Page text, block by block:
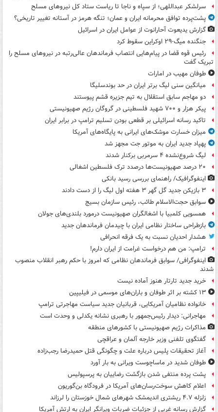
سرلشکر عبداللهی؛ از سپاه و ناجا تا ریاست ستاد کل نیروهای مسلح
پشت‌پرده توافق محرمانه ایران و عمان؛ تنگه هرمز در آستانه تغییر تاریخی؟
گزارش یدیعوت آحارانوت از عوامل ایران در اسرائیل
جنگنده میگ-۲۹ اوکراین سقوط کرد
رئیس قوه قضا در پیام‌هایی انتصاب‌ فرماندهان عالی‌رتبه در نیروهای مسلح را
تبریک گفت
طوفان مهیب در امارات
میانگین سنی لیگ برتر ایران در حد بوندسلیگا
دو مهاجم سابق استقلال به تیم جزیره قشم پیوستند
پیکر هزار و ۷۰۰ شهید فلسطینی در گروگان رژیم صهیونیستی
تاکید رسانه اسرائیلی بر قطعی بودن تسلیم ترامپ در برابر ایران
میزان خسارت موشک‌های ایرانی به پایگاه‌های آمریکا
پهپاد جدید ایران به موتور جت مجهز شد
لیگ شروع‌نشده ۴ سرمربی برکنار شدند
۲۰ درصد صهیونیست‌ها درصدد ترک فلسطین اشغالی
اینفوگرافیک/ راهنمای بررسی رسید بانکی
۳ بازیکن جدید گل گهر ۳ هفته اول لیگ را از دست دادند
سوابق حجت‌الاسلام طائب، رئیس سازمان بسیج
همسویی کلمبیا با اشغالگران صهیونیست درمورد بلندی‌های جولان
بازطراحی ساختار نظامی ایران با چیدمان فرماندهان جدید
هشدار احدیان نسبت به یک فرقه انحرافی
ترامپ: من هم درخواست غرامت از ایران دارم!
اینفوگرافی/ سوابق فرماندهان نظامی که امروز با حکم رهبر انقلاب منصوب
شدند
خرید جدید تارتار هنوز آماده نیست
۱۳ کشته بر اثر طوفان و باران‌های موسمی در فیلیپین
خانواده نظامیان آمریکایی، قربانیان جدید سیاست مهاجرتی ترامپ
مهاجرانی: دیدار رئیس‌جمهور با رهبری نشانه یکدلی و وحدت است
مذاکرات رژیم صهیونیستی با کشورهای منطقه
گفتگوی تلفنی وزیر خارجه آلمان و عراقچی
آغاز تحقیقات پلیس درباره علت و چگونگی قتل حمیدرضا رجب‌زاده
طوفان شدید در ماساچوست ویرانی به بار آورد
پشت پرده منتفی شدن بازگشت رضاییان به پرسپولیس
اعلام کاهش سوخت‌رسان‌های آمریکا در فرودگاه بن‌گوریون
زلزله ۴.۷ ریشتری اندیمشک شهرهای شمال خوزستان را لرزاند
گزارش رسانه غربی از جزئیات ضربات ویرانگر ایران به ارتش آمریکا